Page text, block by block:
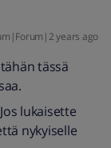
years ago
tässä
lukaisette
nykyiselle